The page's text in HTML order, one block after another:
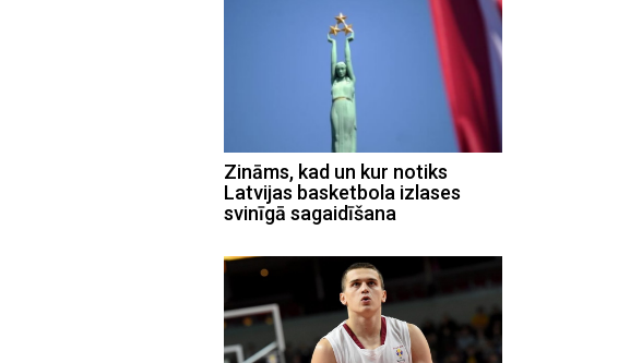
Zināms, kad un kur notiks
Latvijas basketbola izlases
svinīgā sagaidīšana